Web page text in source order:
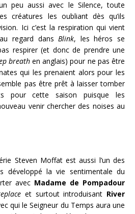
peu aussi avec le Silence, toute
créatures les oubliant dès qu’ils
Ici c’est la respiration qui vient
regard dansBlink, les héros se
respirer (et donc de prendre une
breathen anglais) pour ne pas être
qui les prenaient alors pour les
pas être prêt à laisser tomber
pour cette saison puisque les
venir chercher des noises au
Steven Moffat est aussi l’un des
développé la vie sentimentale du
avec Madame de Pompadour
et surtout introduisant River
qui le Seigneur du Temps aura une